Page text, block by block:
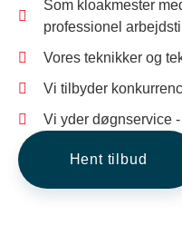
Som kloakmester
professionel
Vores teknikker og
Vi tilbyder
Vi yder døgnservice
Hent tilbud